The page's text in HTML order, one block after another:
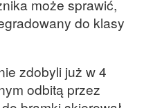
może sprawić,
do klasy
zdobyli już w 4
odbitą przez